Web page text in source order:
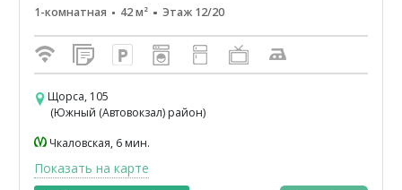
1-комнатная 42 м² Этаж 12/20
Щорса, 105
(Южный (Автовокзал) район)
Чкаловская, 6 мин.
Показать на карте